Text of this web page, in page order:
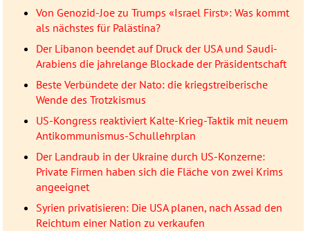
Von Genozid-Joe zu Trumps «Israel First»: Was kommt
als nächstes für Palästina?
Der Libanon beendet auf Druck der USA und Saudi-
Arabiens die jahrelange Blockade der Präsidentschaft
Beste Verbündete der Nato: die kriegstreiberische
Wende des Trotzkismus
US-Kongress reaktiviert Kalte-Krieg-Taktik mit neuem
Antikommunismus-Schullehrplan
Der Landraub in der Ukraine durch US-Konzerne:
Private Firmen haben sich die Fläche von zwei Krims
angeeignet
Syrien privatisieren: Die USA planen, nach Assad den
Reichtum einer Nation zu verkaufen